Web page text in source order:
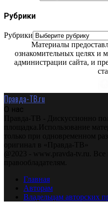
Рубрики
Рубрики
Материалы
ознакомительных целях и
администрации сайта, и
Правда-ТВ.ru
О нас
Правда-ТВ - Дискуссионно
площадка.Использование
только при одновременном
оригинал в «Правда-ТВ»
@2023 - www.pravda-tv.ru. Все
правообладателям.
Главная
Авторам
Владельцам авторских